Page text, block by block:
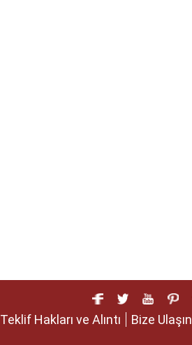
Teklif Hakları ve Alıntı Bize Ulaşın